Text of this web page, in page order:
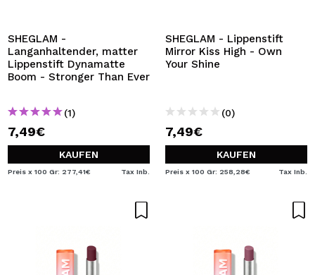
Durch die Erstellung eines Kontos bei Maquillalia.de
können Sie Ihre Einkäufe schnell tätigen, den Status Ihrer
Bestellungen überprüfen und Ihre bisherigen Vorgänge
BENUTZERKONTO ERSTELLEN
SHEGLAM -
Langanhaltender, matter
Lippenstift Dynamatte
Boom - Stronger Than Ever
(1)
7,49€
KAUFEN
Preis x 100 Gr: 277,41€ Tax Inb.
SHEGLAM - Lippenstift
Mirror Kiss High - Own
Your Shine
(0)
7,49€
KAUFEN
Preis x 100 Gr: 258,28€ Tax Inb.